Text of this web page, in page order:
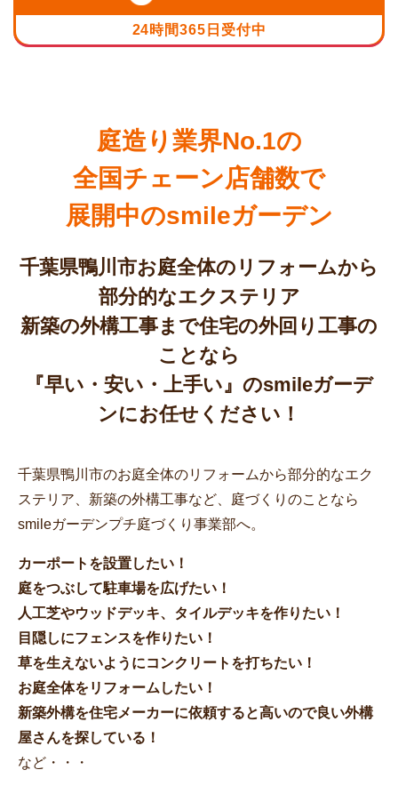
24時間365日受付中
庭造り業界No.1の
全国チェーン店舗数で
展開中のsmileガーデン
千葉県鴨川市お庭全体のリフォームから
部分的なエクステリア
新築の外構工事まで住宅の外回り工事の
ことなら
『早い・安い・上手い』のsmileガーデ
ンにお任せください！
千葉県鴨川市のお庭全体のリフォームから部分的なエク
ステリア、新築の外構工事など、庭づくりのことなら
smileガーデンプチ庭づくり事業部へ。
カーポートを設置したい！
庭をつぶして駐車場を広げたい！
人工芝やウッドデッキ、タイルデッキを作りたい！
目隠しにフェンスを作りたい！
草を生えないようにコンクリートを打ちたい！
お庭全体をリフォームしたい！
新築外構を住宅メーカーに依頼すると高いので良い外構
屋さんを探している！
など・・・